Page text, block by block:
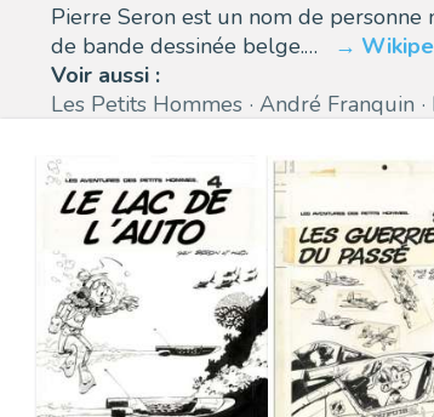
Pierre Seron est un nom de
de bande dessinée belge.…
Voir aussi :
Les Petits Hommes André Franquin